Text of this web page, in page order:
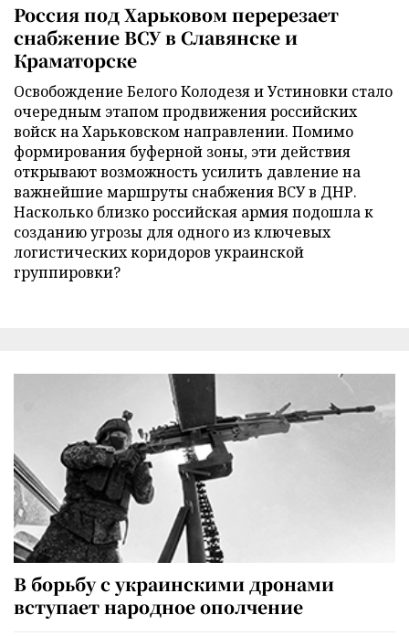
Россия под Харьковом перерезает
снабжение ВСУ в Славянске и
Краматорске
Освобождение Белого Колодезя и Устиновки стало
очередным этапом продвижения российских
войск на Харьковском направлении. Помимо
формирования буферной зоны, эти действия
открывают возможность усилить давление на
важнейшие маршруты снабжения ВСУ в ДНР.
Насколько близко российская армия подошла к
созданию угрозы для одного из ключевых
логистических коридоров украинской
группировки?
В борьбу с украинскими дронами
вступает народное ополчение